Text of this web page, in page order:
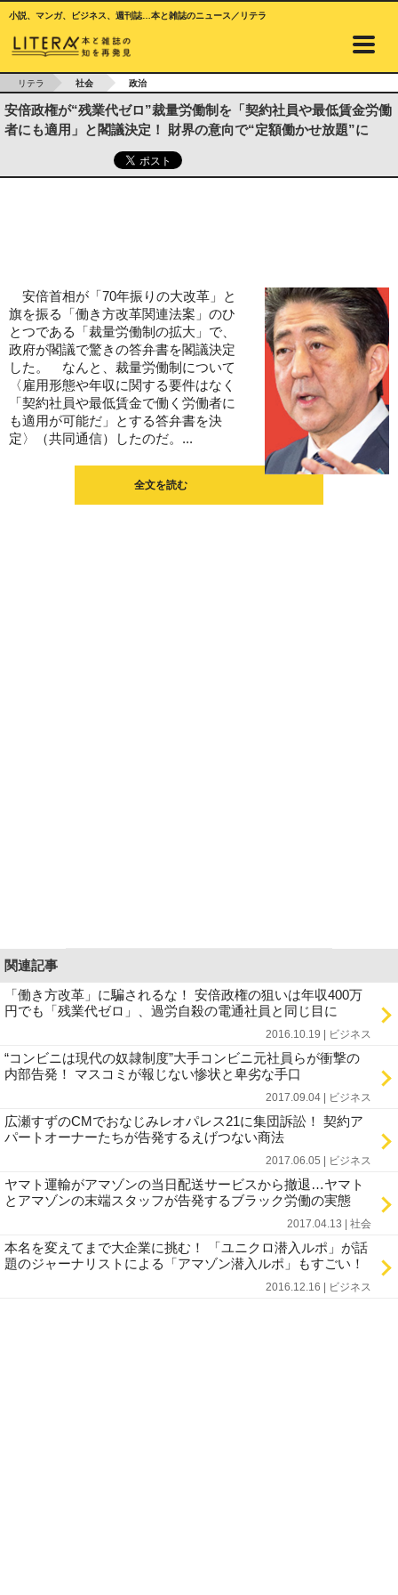
小説、マンガ、ビジネス、週刊誌…本と雑誌のニュース／リテラ
リテラ 社会 政治
安倍政権が“残業代ゼロ”裁量労働制を「契約社員や最低賃金労働
者にも適用」と閣議決定！ 財界の意向で“定額働かせ放題”に
安倍首相が「70年振りの大改革」と
旗を振る「働き方改革関連法案」のひ
とつである「裁量労働制の拡大」で、
政府が閣議で驚きの答弁書を閣議決定
した。 なんと、裁量労働制について
〈雇用形態や年収に関する要件はなく
「契約社員や最低賃金で働く労働者に
も適用が可能だ」とする答弁書を決
定〉（共同通信）したのだ。...
全文を読む
関連記事
「働き方改革」に騙されるな！ 安倍政権の狙いは年収400万
円でも「残業代ゼロ」、過労自殺の電通社員と同じ目に
2016.10.19 | ビジネス
“コンビニは現代の奴隷制度”大手コンビニ元社員らが衝撃の
内部告発！ マスコミが報じない惨状と卑劣な手口
2017.09.04 | ビジネス
広瀬すずのCMでおなじみレオパレス21に集団訴訟！ 契約ア
パートオーナーたちが告発するえげつない商法
2017.06.05 | ビジネス
ヤマト運輸がアマゾンの当日配送サービスから撤退…ヤマト
とアマゾンの末端スタッフが告発するブラック労働の実態
2017.04.13 | 社会
本名を変えてまで大企業に挑む！ 「ユニクロ潜入ルポ」が話
題のジャーナリストによる「アマゾン潜入ルポ」もすごい！
2016.12.16 | ビジネス